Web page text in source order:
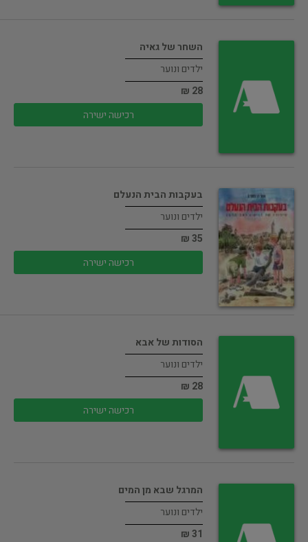
השחר של גאיה
ילדים ונוער
28 ₪
רכישה ישירה
בעקבות הבית הנעלם
ילדים ונוער
35 ₪
רכישה ישירה
הסודות של אבא
ילדים ונוער
28 ₪
רכישה ישירה
המרגל שבא מן המים
ילדים ונוער
31 ₪